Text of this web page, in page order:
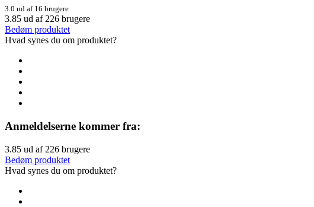
3.0 ud af 16 brugere
3.85 ud af 226 brugere
Bedøm produktet
Hvad synes du om produktet?
Anmeldelserne kommer fra:
3.85 ud af 226 brugere
Bedøm produktet
Hvad synes du om produktet?